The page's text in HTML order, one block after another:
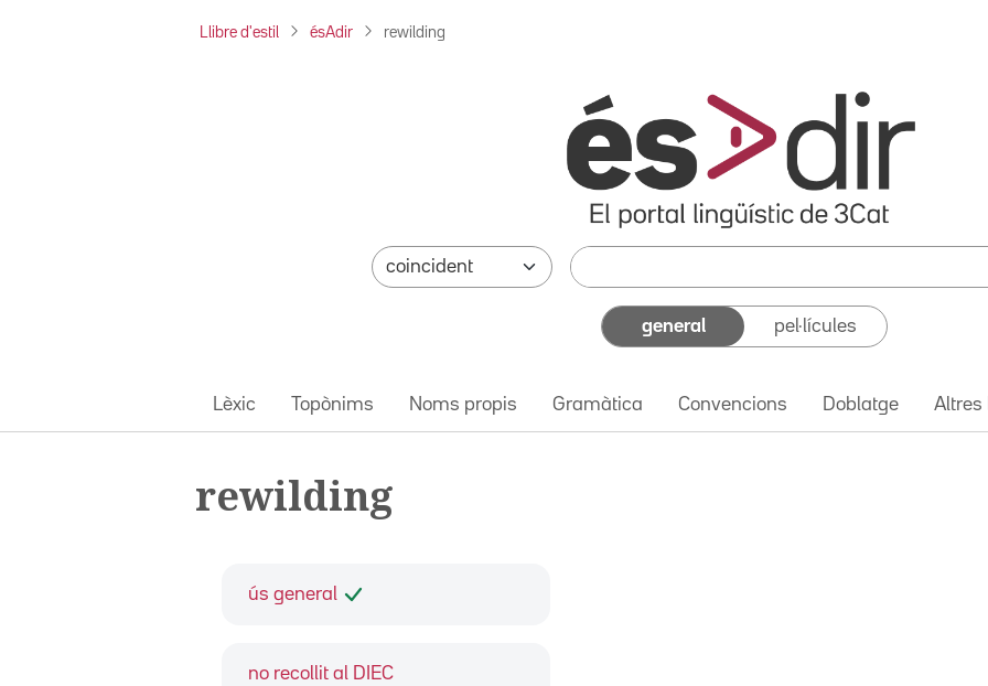
Llibre d'estil ésAdir rewilding
general pel·lícules
Lèxic Topònims Noms propis Gramàtica Convencions Doblatge Altres
rewilding
ús general
no recollit al DIEC